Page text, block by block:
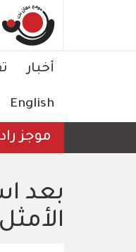
Main
أخبار
English
موجز